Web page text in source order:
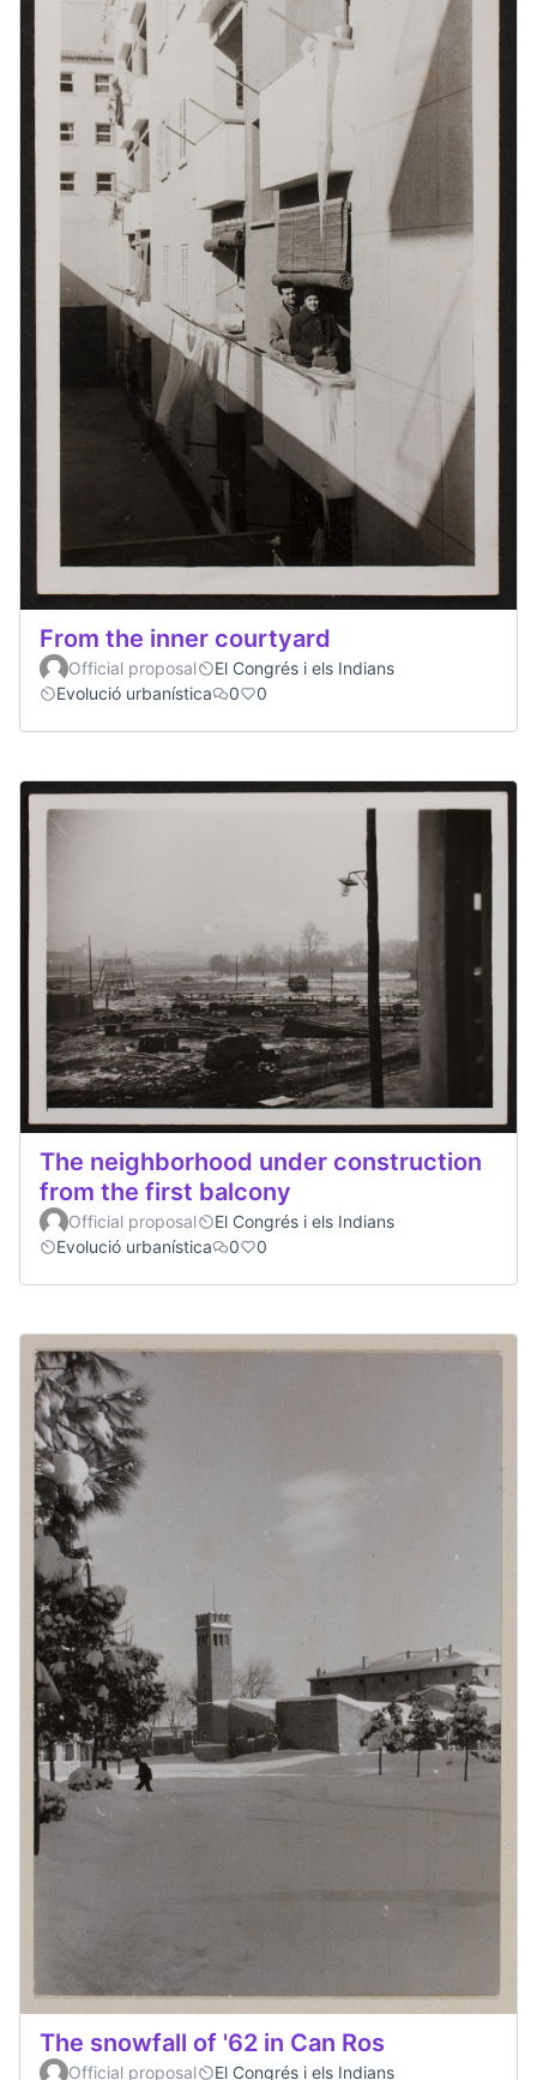
From the inner courtyard
Official proposal
El Congrés i els Indians
Evolució urbanística
0 0
The neighborhood under construction
from the first balcony
Official proposal
El Congrés i els Indians
Evolució urbanística
0 0
The snowfall of '62 in Can Ros
Official proposal El Congrés i els Indians